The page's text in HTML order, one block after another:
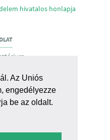
Az Uniós
engedélyezze
be az oldalt.
hivatalos honlapja
Csere J. u 9.
,bmgf@am.gov.hu
HIBABEJELENTÉS